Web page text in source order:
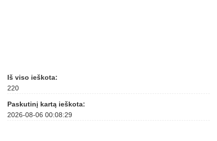
Iš viso ieškota:
220
Paskutinį kartą ieškota:
2026-08-06 00:08:29